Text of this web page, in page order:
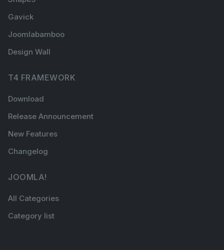
Gavick
Joomlabamboo
Design Wall
T4 FRAMEWORK
Download
Release Announcement
New Features
Changelog
JOOMLA!
All Categories
Category list